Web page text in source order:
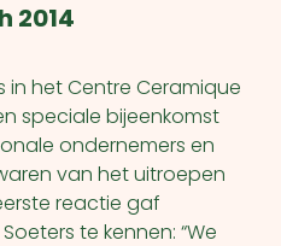
2014
in het Centre Ceramique
speciale bijeenkomst
ondernemers en
van het uitroepen
reactie gaf
te kennen: “We